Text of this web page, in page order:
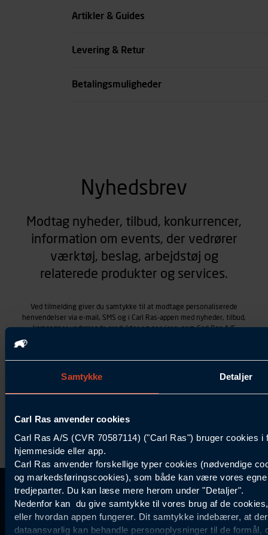
Samtykke Detaljer
Carl Ras anvender cookies
Carl Ras A/S (CVR 70587114) ("Carl Ras") bruger cookies
hjemmeside eller app.
Carl Ras anvender forskellige typer cookies (nødvendige
og markedsføringscookies), som både kan være vores
tredjeparter. Du kan læse mere herom under "Detaljer".
Nedenfor kan du give samtykke til vores brug af de
eller hvordan appen fungerer. Dit samtykke indebærer, at
dataansvarlig kan behandle personoplysninger til de formål,
Artikler & Guides
Levering & Retur
Betalingsmuligheder
Nyhedsbrev
Modtag nyheder, tilbud, konkurrencer,
information om events, der vedrører
værktøj, beslag, arbejdstøj og
relaterede produkter og services.
Ved tilmelding giver du samtykke til at modtage personaliserede
henvendelser via e-mail, SMS og i Carl Ras-appen med nyheder, tilbud,
kampagner vedrørende produkter og services, som Carl Ras A/S
(besøgs- og søgehistorik), samt dine tidligere køb (købshistorik).
behandle ovennævnte personoplysninger. Du kan trække dit
samtykke tilbage ved at trykke "Afmeld" i bunden af hver
vores persondatapolitik
Kontakt Kundeservice
44 85 55
Information
Carl Ras Gruppen
Om os
Kundefordele
Bliv kontokunde
Services
Inspiration
Specialisten
Produktløsninger